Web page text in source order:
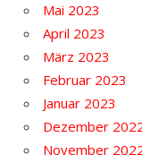
Mai 2023
April 2023
März 2023
Februar 2023
Januar 2023
Dezember
November